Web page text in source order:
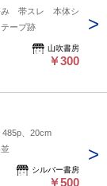
み 帯スレ 本体シ
ープ跡
山吹書房
￥300
、20cm
シルバー書房
￥500